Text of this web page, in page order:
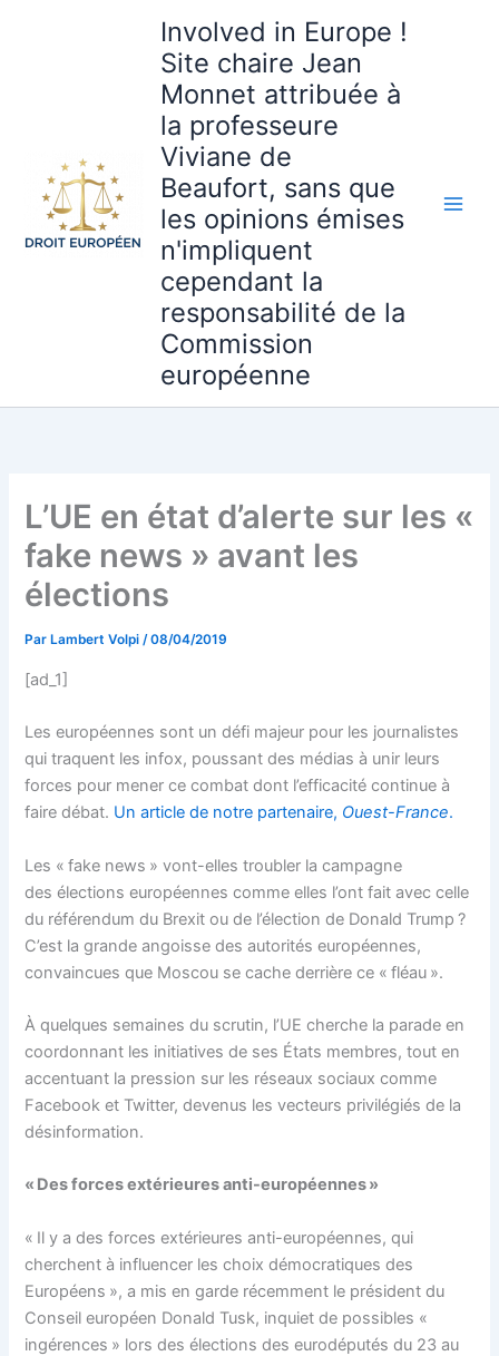
Involved in Europe !
Site chaire Jean
Monnet attribuée à
la professeure
Viviane de
Beaufort, sans que
les opinions émises
n'impliquent
cependant la
responsabilité de la
Commission
européenne
L’UE en état d’alerte sur les «
fake news » avant les
élections
Par Lambert Volpi/08/04/2019
[ad_1]
Les européennes sont un défi majeur pour les journalistes
qui traquent les infox, poussant des médias à unir leurs
forces pour mener ce combat dont l’efficacité continue à
faire débat. Un article de notre partenaire, Ouest-France.
Les « fake news » vont-elles troubler la campagne
des élections européennes comme elles l’ont fait avec celle
du référendum du Brexit ou de l’élection de Donald Trump ?
C’est la grande angoisse des autorités européennes,
convaincues que Moscou se cache derrière ce « fléau ».
À quelques semaines du scrutin, l’UE cherche la parade en
coordonnant les initiatives de ses États membres, tout en
accentuant la pression sur les réseaux sociaux comme
Facebook et Twitter, devenus les vecteurs privilégiés de la
désinformation.
« Des forces extérieures anti-européennes »
« Il y a des forces extérieures anti-européennes, qui
cherchent à influencer les choix démocratiques des
Européens », a mis en garde récemment le président du
Conseil européen Donald Tusk, inquiet de possibles «
ingérences » lors des élections des eurodéputés du 23 au